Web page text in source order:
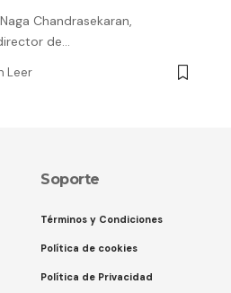
Chandrasekaran,
de…
Leer
Soporte
Términos y Condiciones
Política de cookies
Política de Privacidad